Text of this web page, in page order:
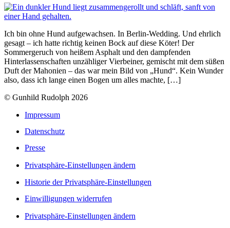
Ich bin ohne Hund aufgewachsen. In Berlin-Wedding. Und ehrlich
gesagt – ich hatte richtig keinen Bock auf diese Köter! Der
Sommergeruch von heißem Asphalt und den dampfenden
Hinterlassenschaften unzähliger Vierbeiner, gemischt mit dem süßen
Duft der Mahonien – das war mein Bild von „Hund“. Kein Wunder
also, dass ich lange einen Bogen um alles machte, […]
© Gunhild Rudolph 2026
Impressum
Datenschutz
Presse
Privatsphäre-Einstellungen ändern
Historie der Privatsphäre-Einstellungen
Einwilligungen widerrufen
Privatsphäre-Einstellungen ändern